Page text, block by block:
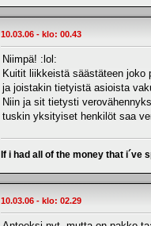
10.03.06 - klo: 00.43
Niimpä! :lol:
Kuitit liikkeistä säästäteen joko
ja joistakin tietyistä asioista
Niin ja sit tietysti
tuskin yksityiset henkilöt saa
If i had all of the money that i´ve
10.03.06 - klo: 02.29